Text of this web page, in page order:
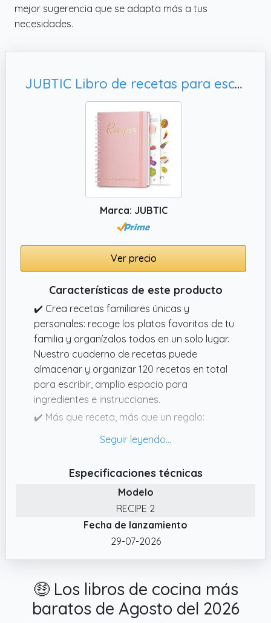
mejor sugerencia que se adapta más a tus
necesidades.
JUBTIC Libro de recetas para escribir en tus propias recetas, diario de
Marca: JUBTIC
Ver precio
Características de este producto
✔️ Crea recetas familiares únicas y
personales: recoge los platos favoritos de tu
familia y organízalos todos en un solo lugar.
Nuestro cuaderno de recetas puede
almacenar y organizar 120 recetas en total
para escribir, amplio espacio para
ingredientes e instrucciones.
✔️ Más que receta, más que un regalo:
delicadamente grabado con lámina dorada,
de cocina en la página interior. Lo que
convierte el libro de cocina en blanco en una
herramienta funcional con estilo y devuelve
alegría a tu cocina.
✔️ Diseño práctico y clásico: este libro de
vegano de alta calidad y páginas de papel
grueso de 100 g/m² que no se traspasan,
viene con una banda elástica, soporte para
Especificaciones técnicas
Modelo
RECIPE 2
Fecha de lanzamiento
29-07-2026
🤑 Los libros de cocina más
baratos de Agosto del 2026